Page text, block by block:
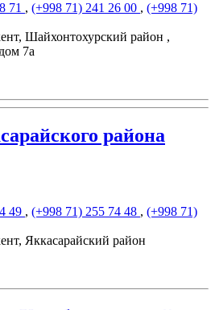
71 , (+998 71) 241 26 00 , (+998 71)
Шайхонтохурский район ,
7а
района
49 , (+998 71) 255 74 48 , (+998 71)
Яккасарайский район